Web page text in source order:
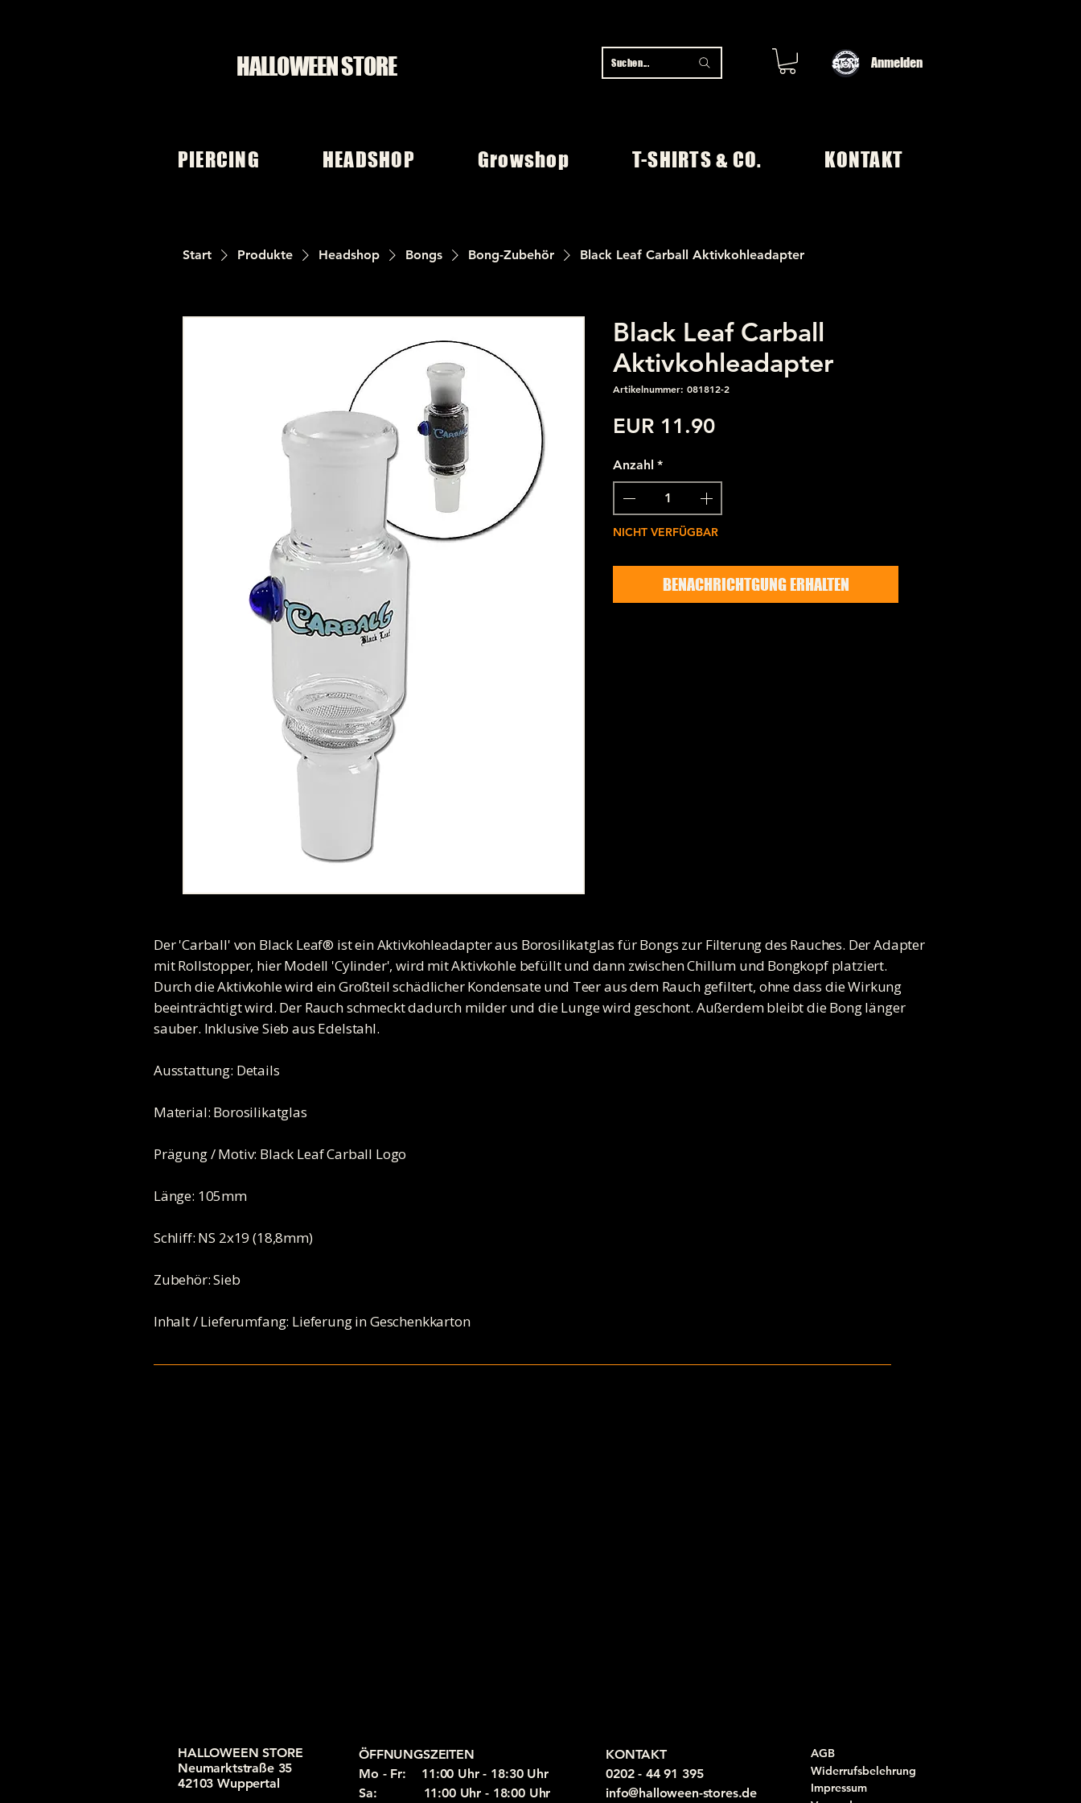
HALLOWEEN STORE Suchen... Anmelden
PIERCING HEADSHOP Growshop T-SHIRTS & CO. KONTAKT
Start Produkte Headshop Bongs Bong-Zubehör Black Leaf Carball Aktivkohleadapter
Black Leaf Carball
Aktivkohleadapter
Artikelnummer: 081812-2
EUR 11.90Preis
Anzahl *
NICHT VERFÜGBAR
BENACHRICHTGUNG ERHALTEN
Der 'Carball' von Black Leaf® ist ein Aktivkohleadapter aus Borosilikatglas für Bongs zur Filterung des Rauches. Der Adapter
mit Rollstopper, hier Modell 'Cylinder', wird mit Aktivkohle befüllt und dann zwischen Chillum und Bongkopf platziert.
Durch die Aktivkohle wird ein Großteil schädlicher Kondensate und Teer aus dem Rauch gefiltert, ohne dass die Wirkung
beeinträchtigt wird. Der Rauch schmeckt dadurch milder und die Lunge wird geschont. Außerdem bleibt die Bong länger
sauber. Inklusive Sieb aus Edelstahl.
Ausstattung: Details
Material: Borosilikatglas
Prägung / Motiv: Black Leaf Carball Logo
Länge: 105mm
Schliff: NS 2x19 (18,8mm)
Zubehör: Sieb
Inhalt / Lieferumfang: Lieferung in Geschenkkarton
HALLOWEEN STORE
Neumarktstraße 35
42103 Wuppertal
ÖFFNUNGSZEITEN
Mo - Fr: 11:00 Uhr - 18:30 Uhr
Sa: 11:00 Uhr - 18:00 Uhr
KONTAKT
0202 - 44 91 395
info@halloween-stores.de
AGB
Widerrufsbelehrung
Impressum